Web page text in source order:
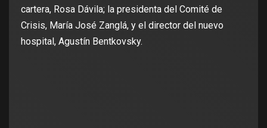
cartera, Rosa Dávila; la presidenta del Comité de
Crisis, María José Zanglá, y el director del nuevo
hospital, Agustín Bentkovsky.